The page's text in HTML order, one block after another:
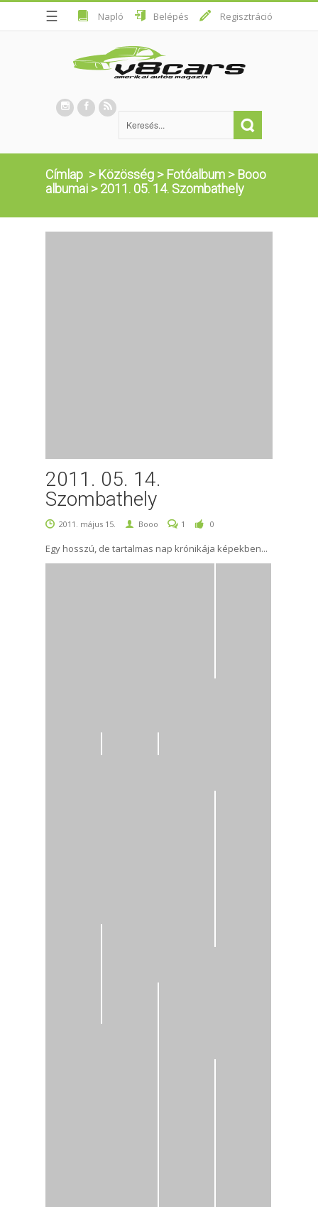
☰ Napló Belépés Regisztráció
Címlap > Közösség > Fotóalbum > Booo
albumai >2011. 05. 14. Szombathely
2011. 05. 14.
Szombathely
2011. május 15. Booo 1 0
Egy hosszú, de tartalmas nap krónikája képekben...